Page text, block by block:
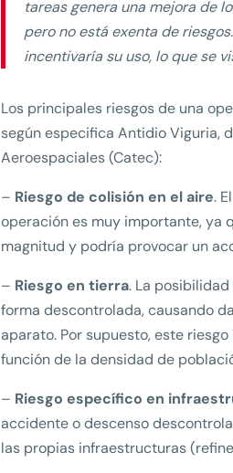
tareas genera una mejora de
pero no está exenta de
incentivaría su uso, lo que se
Los principales riesgos de una
según especifica Antidio Viguria,
Aeroespaciales (Catec):
– Riesgo de colisión en el aire.
operación es muy importante, ya
magnitud y podría provocar un
– Riesgo en tierra. La
forma descontrolada, causando
aparato. Por supuesto, este
función de la densidad de
– Riesgo específico en
accidente o descenso
las propias infraestructuras